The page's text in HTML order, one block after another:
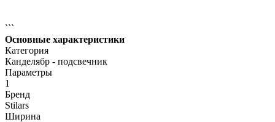
```
Основные характеристики
Категория
Канделябр - подсвечник
Параметры
1
Бренд
Stilars
Ширина